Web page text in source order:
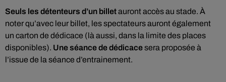
Seuls les détenteurs d’un billetauront accès au stade. À
noter qu’avec leur billet, les spectateurs auront également
un carton de dédicace (là aussi, dans la limite des places
disponibles). Une séance de dédicacesera proposée à
l’issue de la séance d’entrainement.